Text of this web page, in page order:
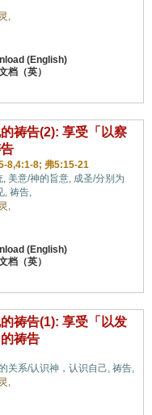
,
祷告(2): 享受「以察
8,4:1-8; 弗5:15-21
, 美意/神的旨意, 成圣/分别为
, 祷告,
,
祷告(1): 享受「以发
祷告
关系/认识神，认识自己, 祷告,
,